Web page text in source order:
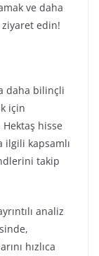
ve daha
ziyaret edin!
daha bilinçli
için
hisse
ilgili kapsamlı
takip
analiz
hızlıca